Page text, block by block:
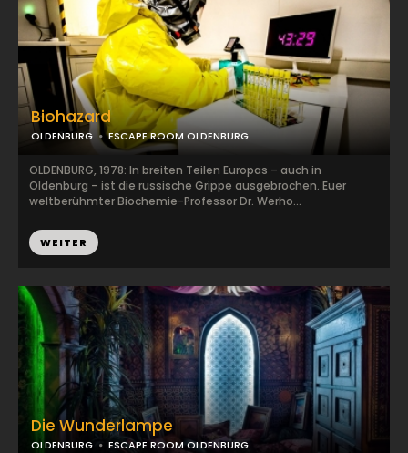
Biohazard
OLDENBURG ESCAPE ROOM OLDENBURG
OLDENBURG, 1978: In breiten Teilen Europas – auch in
Oldenburg – ist die russische Grippe ausgebrochen. Euer
weltberühmter Biochemie-Professor Dr. Werho...
WEITER
Die Wunderlampe
OLDENBURG ESCAPE ROOM OLDENBURG